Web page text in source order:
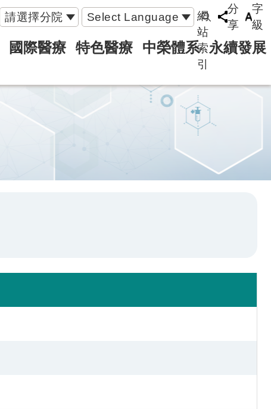
請選擇分院 Select Language
網
站
索
引
分
享
字
級
國際醫療 特色醫療 中榮體系 永續發展